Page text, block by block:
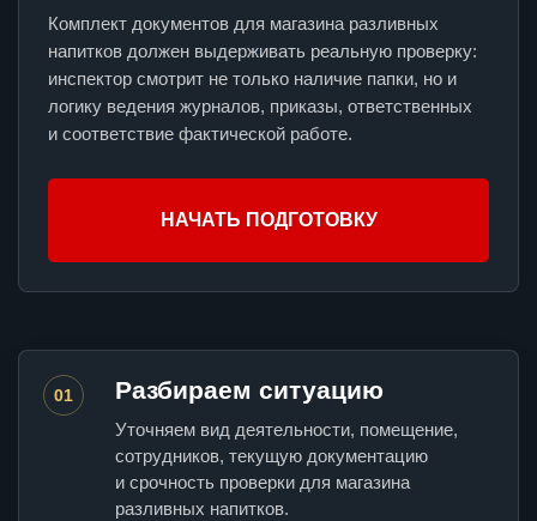
Комплект документов для магазина разливных
напитков должен выдерживать реальную проверку:
инспектор смотрит не только наличие папки, но и
логику ведения журналов, приказы, ответственных
и соответствие фактической работе.
НАЧАТЬ ПОДГОТОВКУ
01 Разбираем ситуацию
Уточняем вид деятельности, помещение,
сотрудников, текущую документацию
и срочность проверки для магазина
разливных напитков.